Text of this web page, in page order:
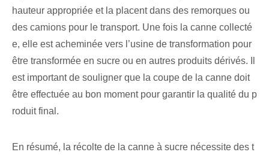
hauteur appropriée et la placent dans des remorques ou
des camions pour le transport. Une fois la canne collecté
e, elle est acheminée vers l’usine de transformation pour
être transformée en sucre ou en autres produits dérivés. Il
est important de souligner que la coupe de la canne doit
être effectuée au bon moment pour garantir la qualité du p
roduit final.
En résumé, la récolte de la canne à sucre nécessite des t